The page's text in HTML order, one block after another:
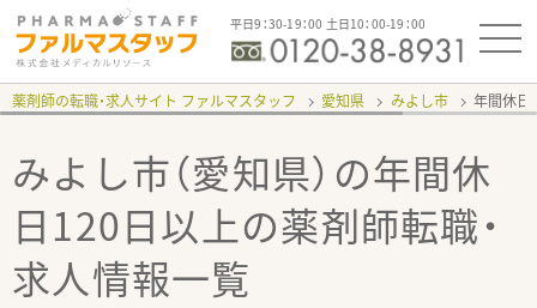
平日9：30-19：00 土日10：00-19：00
薬剤師の転職・求人サイト ファルマスタッフ 愛知県 みよし市 年間休
みよし市（愛知県）の年間休
日120日以上の薬剤師転職・
求人情報一覧